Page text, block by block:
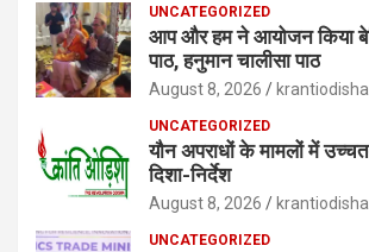
UNCATEGORIZED
आप और हम ने आयोजन किया
पाठ, हनुमान चालीसा पाठ
August 8, 2026
UNCATEGORIZED
यौन अपराधों के मामलों में
दिशा-निर्देश
August 8, 2026
UNCATEGORIZED